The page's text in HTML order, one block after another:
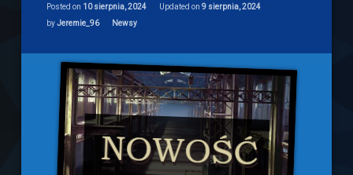
Posted on 10 sierpnia, 2024 Updated on9 sierpnia, 2024
byJeremie_96 Categories:
Newsy